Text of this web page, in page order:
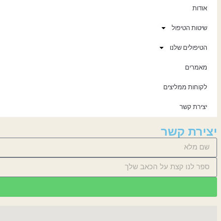
אודות
שיטות הטיפול
הטיפולים שלנו
מאמרים
לקוחות ממליצים
יצירת קשר
יצירת קשר